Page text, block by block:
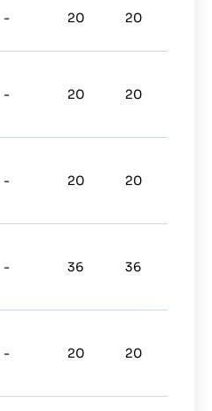
- 20 20
- 20 20
- 20 20
- 36 36
- 20 20